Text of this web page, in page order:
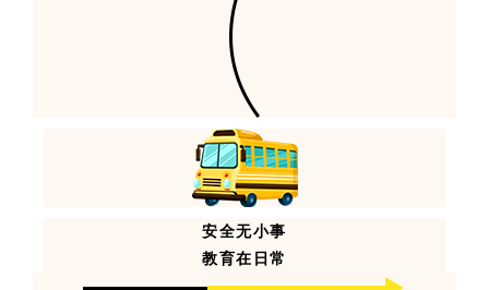
安全无小事
教育在日常